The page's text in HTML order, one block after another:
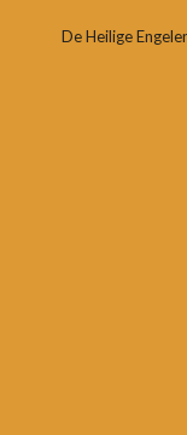
De Heilige